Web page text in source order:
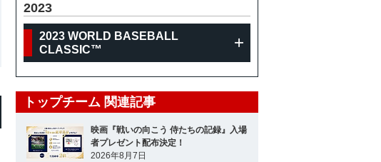
2023
2023 WORLD BASEBALL
CLASSIC™
トップチーム 関連記事
映画『戦いの向こう 侍たちの記録』入場
者プレゼント配布決定！
2026年8月7日